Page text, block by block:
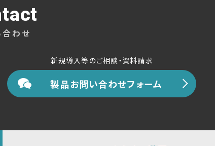
わせ
新規導入等のご相談・資料請求
製品お問い合わせフォーム